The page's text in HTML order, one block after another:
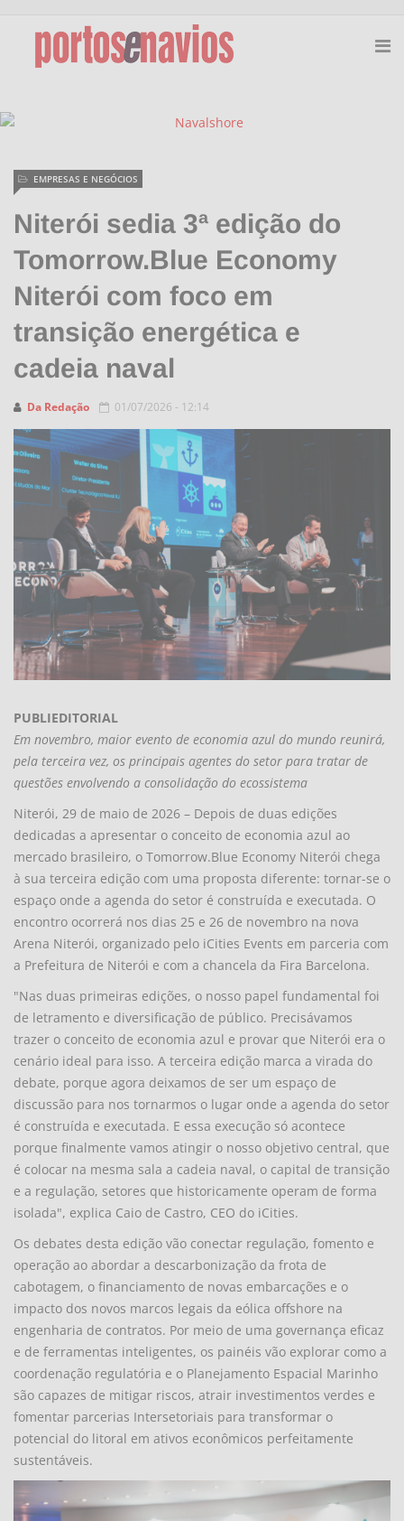
Niterói sedia 3ª edição do
Tomorrow.Blue Economy
Niterói com foco em
transição energética e
cadeia naval
Da Redação
EMPRESAS E NEGÓCIOS
01/07/2026 - 12:14
PUBLIEDITORIAL
Em novembro, maior evento de economia azul do mundo reunirá,
pela terceira vez, os principais agentes do setor para tratar de
questões envolvendo a consolidação do ecossistema
Niterói, 29 de maio de 2026 – Depois de duas edições
dedicadas a apresentar o conceito de economia azul ao
mercado brasileiro, o Tomorrow.Blue Economy Niterói chega
à sua terceira edição com uma proposta diferente: tornar-se o
espaço onde a agenda do setor é construída e executada. O
encontro ocorrerá nos dias 25 e 26 de novembro na nova
Arena Niterói, organizado pelo iCities Events em parceria com
a Prefeitura de Niterói e com a chancela da Fira Barcelona.
"Nas duas primeiras edições, o nosso papel fundamental foi
de letramento e diversificação de público. Precisávamos
trazer o conceito de economia azul e provar que Niterói era o
cenário ideal para isso. A terceira edição marca a virada do
debate, porque agora deixamos de ser um espaço de
discussão para nos tornarmos o lugar onde a agenda do setor
é construída e executada. E essa execução só acontece
porque finalmente vamos atingir o nosso objetivo central, que
é colocar na mesma sala a cadeia naval, o capital de transição
e a regulação, setores que historicamente operam de forma
isolada", explica Caio de Castro, CEO do iCities.
Os debates desta edição vão conectar regulação, fomento e
operação ao abordar a descarbonização da frota de
cabotagem, o financiamento de novas embarcações e o
impacto dos novos marcos legais da eólica offshore na
engenharia de contratos. Por meio de uma governança eficaz
e de ferramentas inteligentes, os painéis vão explorar como a
coordenação regulatória e o Planejamento Espacial Marinho
são capazes de mitigar riscos, atrair investimentos verdes e
fomentar parcerias Intersetoriais para transformar o
potencial do litoral em ativos econômicos perfeitamente
sustentáveis.